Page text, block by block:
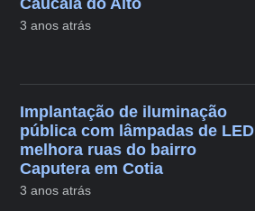
Caucaia do Alto
3 anos atrás
Implantação de iluminação
pública com lâmpadas de LED
melhora ruas do bairro
Caputera em Cotia
3 anos atrás